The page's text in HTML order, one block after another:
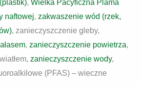
, Wielka Pacyficzna Plama
naftowej, zakwaszenie wód (rzek,
, zanieczyszczenie gleby,
, zanieczyszczenie powietrza,
zanieczyszczenie wody,
(PFAS) – wieczne